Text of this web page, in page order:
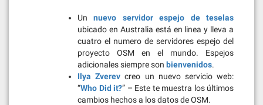
Unnuevo servidor espejo de teselas
ubicado en Australia está en linea y lleva a
cuatro el numero de servidores espejo del
proyecto OSM en el mundo. Espejos
adicionales siempre son bienvenidos.
Ilya Zverev creo un nuevo servicio web:
“Who Did it?” – Este te muestra los últimos
cambios hechos a los datos de OSM.